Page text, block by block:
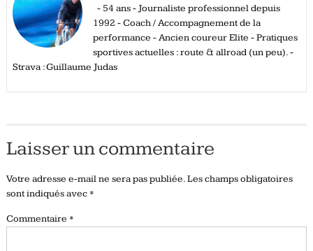
- 54 ans - Journaliste professionnel depuis
1992 - Coach / Accompagnement de la
performance - Ancien coureur Elite - Pratiques
sportives actuelles : route & allroad (un peu). -
Strava : Guillaume Judas
Laisser un commentaire
Votre adresse e-mail ne sera pas publiée.Les champs obligatoires
sont indiqués avec *
Commentaire *